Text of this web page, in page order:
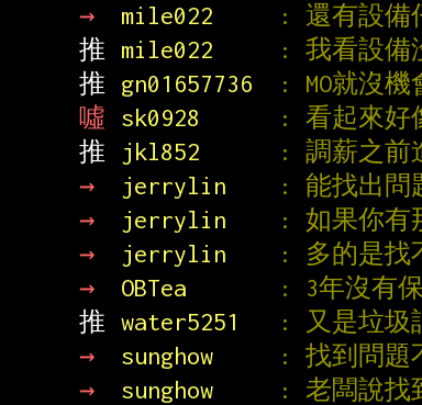
→
mile022 : 還有設備
推
mile022 : 我看設備
推
gn01657736 : MO就沒機
噓
sk0928 : 看起來好
推
jkl852 : 調薪之前
→
jerrylin : 能找出問
→
jerrylin : 如果你有
→
jerrylin : 多的是找
→
OBTea : 3年沒有
推 water5251 : 又是垃圾
→
sunghow : 找到問題
→
sunghow : 老闆說找